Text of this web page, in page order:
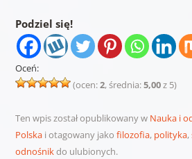
Podziel się!
Oceń:
(ocen:2, średnia:5,00z 5)
Ten wpis został opublikowany w Nauka i
Polskai otagowany jako filozofia, polityka,
odnośnikdo ulubionych.